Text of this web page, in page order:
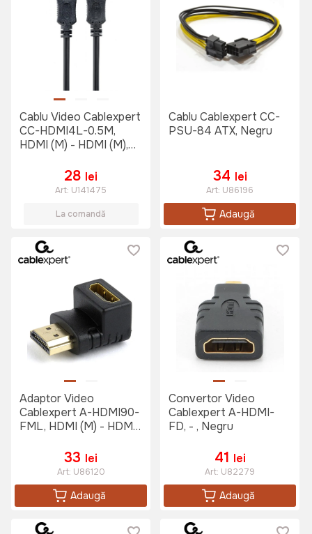
Cablu Video Cablexpert
CC-HDMI4L-0.5M,
HDMI (M) - HDMI (M),
28 lei
Art: U141475
La comandă
Cablu Cablexpert CC-
PSU-84 ATX, Negru
34 lei
Art: U86196
Adaugă
Adaptor Video
Cablexpert A-HDMI90-
FML, HDMI (M) - HDMI
33 lei
Art: U86120
Adaugă
Convertor Video
Cablexpert A-HDMI-
FD, - , Negru
41 lei
Art: U82279
Adaugă